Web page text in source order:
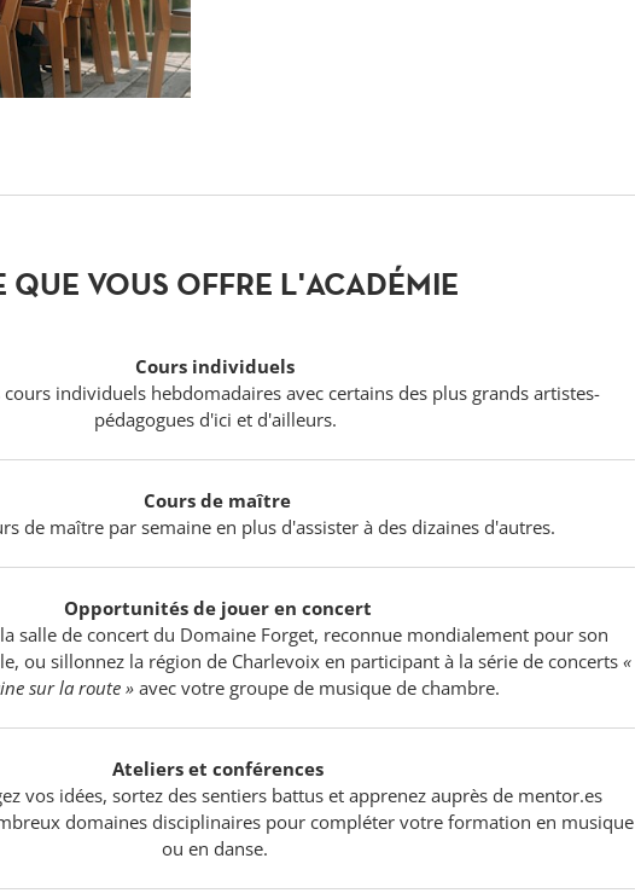
QUE VOUS OFFRE L'ACADÉMIE
Cours individuels
cours individuels hebdomadaires avec certains des plus grands artistes-
pédagogues d'ici et d'ailleurs.
Cours de maître
de maître par semaine en plus d'assister à des dizaines d'autres.
Opportunités de jouer en concert
salle de concert du Domaine Forget, reconnue mondialement pour son
ou sillonnez la région de Charlevoix en participant à la série de concerts «
sur la route »avec votre groupe de musique de chambre.
Ateliers et conférences
vos idées, sortez des sentiers battus et apprenez auprès de mentor.es
domaines disciplinaires pour compléter votre formation en musique
ou en danse.